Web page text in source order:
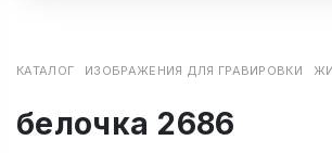
КАТАЛОГ ИЗОБРАЖЕНИЯ ДЛЯ ГРАВИРОВКИ
белочка 2686